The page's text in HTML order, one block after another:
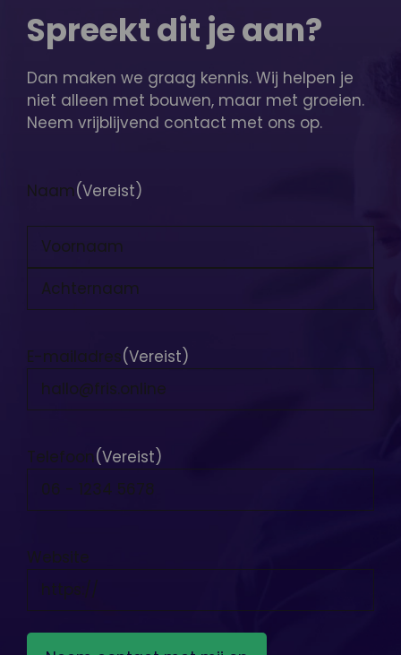
Spreekt dit je aan?
Dan maken we graag kennis. Wij helpen je
niet alleen met bouwen, maar met groeien.
Neem vrijblijvend contact met ons op.
Naam(Vereist)
Voornaam
E-mailadres(Vereist)
Telefoon(Vereist)
Website